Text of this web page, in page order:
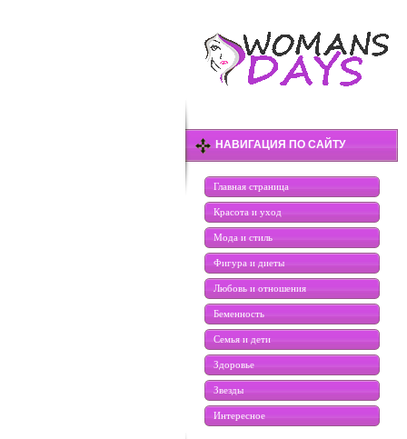
НАВИГАЦИЯ ПО САЙТУ
Главная страница
Красота и уход
Мода и стиль
Фигура и диеты
Любовь и отношения
Беменность
Семья и дети
Здоровье
Звезды
Интересное